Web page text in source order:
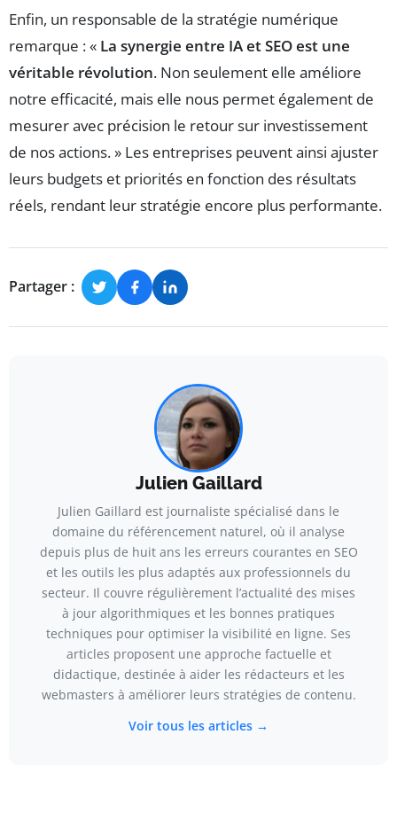
Enfin, un responsable de la stratégie numérique
remarque : « La synergie entre IA et SEO est une
véritable révolution. Non seulement elle améliore
notre efficacité, mais elle nous permet également de
mesurer avec précision le retour sur investissement
de nos actions. » Les entreprises peuvent ainsi ajuster
leurs budgets et priorités en fonction des résultats
réels, rendant leur stratégie encore plus performante.
Partager :
Julien Gaillard
Julien Gaillard est journaliste spécialisé dans le
domaine du référencement naturel, où il analyse
depuis plus de huit ans les erreurs courantes en SEO
et les outils les plus adaptés aux professionnels du
secteur. Il couvre régulièrement l’actualité des mises
à jour algorithmiques et les bonnes pratiques
techniques pour optimiser la visibilité en ligne. Ses
articles proposent une approche factuelle et
didactique, destinée à aider les rédacteurs et les
webmasters à améliorer leurs stratégies de contenu.
Voir tous les articles →